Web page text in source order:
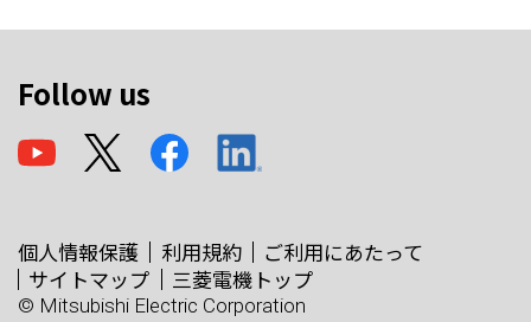
Follow us
個人情報保護 利用規約
ご利用にあたって
サイトマップ
三菱電機トップ
© Mitsubishi Electric Corporation